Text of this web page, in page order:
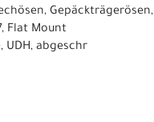
Gepäckträgerösen,
Flat Mount
abgeschr